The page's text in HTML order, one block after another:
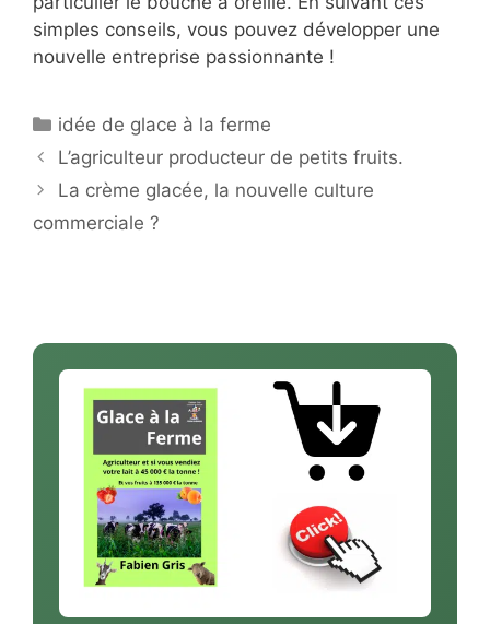
simples conseils, vous pouvez développer une
nouvelle entreprise passionnante !
Catégories
idée de glace à la ferme
L’agriculteur producteur de petits fruits.
La crème glacée, la nouvelle culture
commerciale ?